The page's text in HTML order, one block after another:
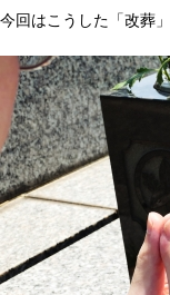
今回はこうした「改葬